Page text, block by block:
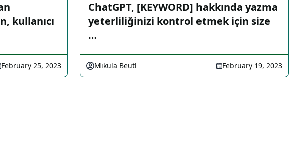
kullanıcı
February 25, 2023
ChatGPT, [KEYWORD] hakkında yazma
yeterliliğinizi kontrol etmek için size
…
Mikula Beutl February 19, 2023